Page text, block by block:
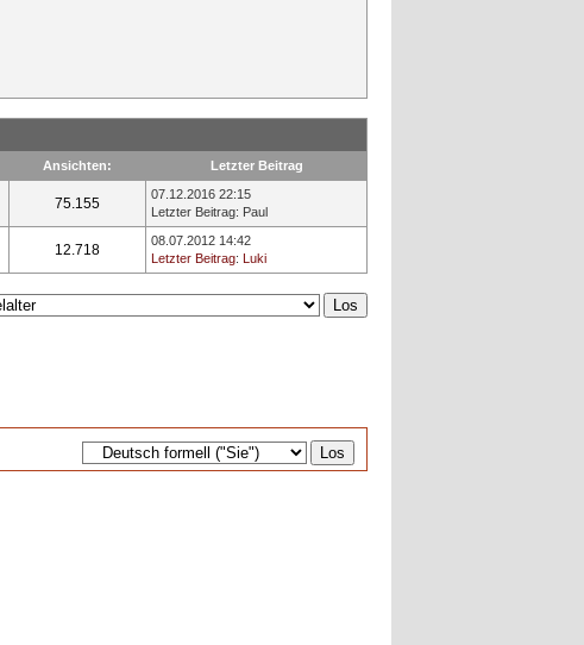
Ansichten: Letzter Beitrag
75.155
07.12.2016 22:15
Letzter Beitrag: Paul
12.718
08.07.2012 14:42
Letzter Beitrag: Luki